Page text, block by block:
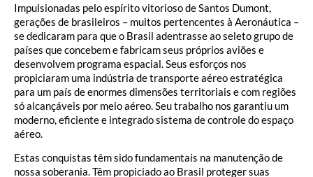
Impulsionadas pelo espírito vitorioso de Santos Dumont,
gerações de brasileiros – muitos pertencentes à Aeronáutica –
se dedicaram para que o Brasil adentrasse ao seleto grupo de
países que concebem e fabricam seus próprios aviões e
desenvolvem programa espacial. Seus esforços nos
propiciaram uma indústria de transporte aéreo estratégica
para um país de enormes dimensões territoriais e com regiões
só alcançáveis por meio aéreo. Seu trabalho nos garantiu um
moderno, eficiente e integrado sistema de controle do espaço
aéreo.
Estas conquistas têm sido fundamentais na manutenção de
nossa soberania. Têm propiciado ao Brasil proteger suas